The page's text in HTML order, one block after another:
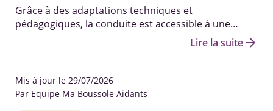
Grâce à des adaptations techniques et
pédagogiques, la conduite est accessible à une
grande diversité de handicaps. Voici les différentes
étapes, les démarches, les aides financières et les
conditions pour réussir.
Lire la suitearrow_forward
Mis à jour le 29/07/2026
Par Equipe Ma Boussole Aidants